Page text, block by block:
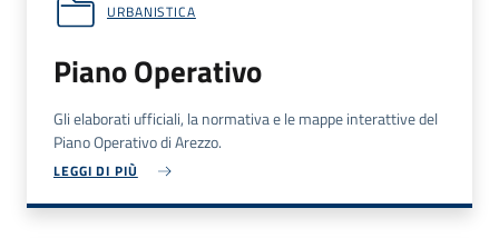
URBANISTICA
Piano Operativo
Gli elaborati ufficiali, la normativa e le mappe interattive del
Piano Operativo di Arezzo.
LEGGI DI PIÙ